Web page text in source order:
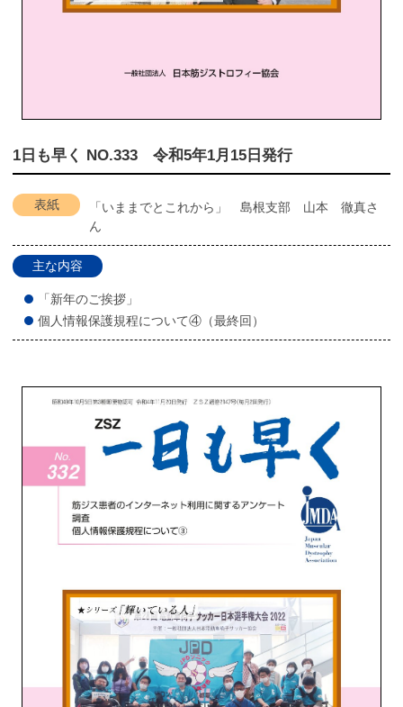
1日も早く NO.333 令和5年1月15日発行
表紙
「いままでとこれから」 島根支部 山本 徹真さ
ん
主な内容
「新年のご挨拶」
個人情報保護規程について④（最終回）